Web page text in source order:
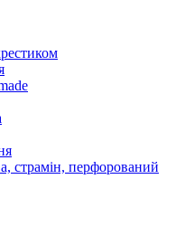
страмін, перфорований